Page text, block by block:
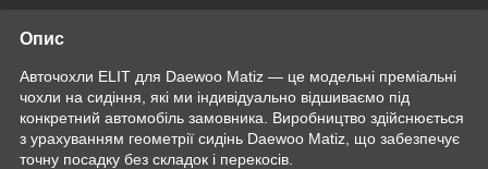
Опис
Авточохли ELIT для Daewoo Matiz — це модельні преміальні
чохли на сидіння, які ми індивідуально відшиваємо під
конкретний автомобіль замовника. Виробництво здійснюється
з урахуванням геометрії сидінь Daewoo Matiz, що забезпечує
точну посадку без складок і перекосів.